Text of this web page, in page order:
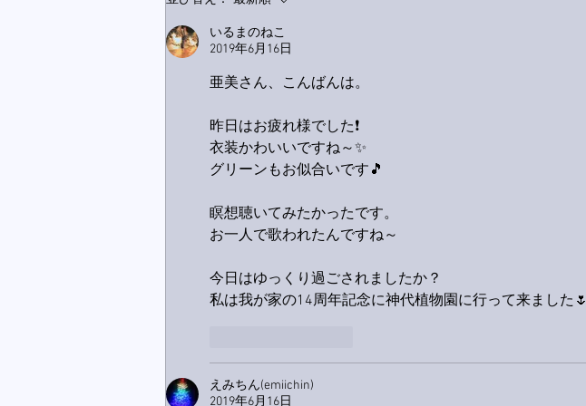
いるまのねこ
2019年6月16日
亜美さん、こんばんは。
昨日はお疲れ様でした❗
衣装かわいいですね～✨
グリーンもお似合いです🎵
瞑想聴いてみたかったです。
お一人で歌われたんですね～
今日はゆっくり過ごされましたか？
私は我が家の14周年記念に神代植物園に行って来ました🌷
えみちん(emiichin)
2019年6月16日